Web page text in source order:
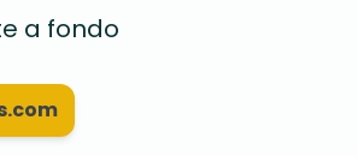
a fondo